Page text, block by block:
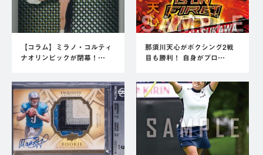
【コラム】ミラノ・コルティ
ナオリンピックが閉幕！…
那須川天心がボクシング2戦
目も勝利！ 自身がプロ…